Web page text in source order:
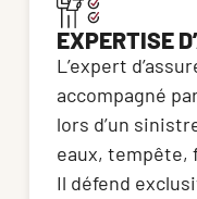
EXPERTISE
L’expert
accompagné
lors d’un
eaux, tempête,
Il défend